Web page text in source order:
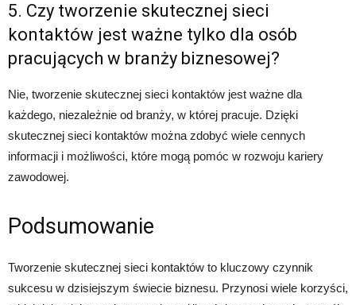
5. Czy tworzenie skutecznej sieci
kontaktów jest ważne tylko dla osób
pracujących w branży biznesowej?
Nie, tworzenie skutecznej sieci kontaktów jest ważne dla
każdego, niezależnie od branży, w której pracuje. Dzięki
skutecznej sieci kontaktów można zdobyć wiele cennych
informacji i możliwości, które mogą pomóc w rozwoju kariery
zawodowej.
Podsumowanie
Tworzenie skutecznej sieci kontaktów to kluczowy czynnik
sukcesu w dzisiejszym świecie biznesu. Przynosi wiele korzyści,